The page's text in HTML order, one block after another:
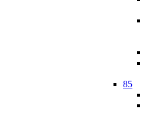
85